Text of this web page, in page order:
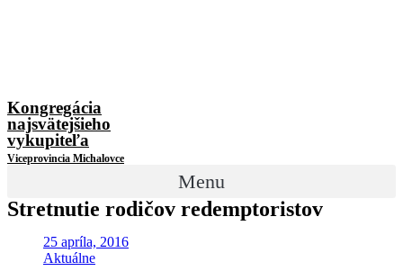
Kongregácia
najsvätejšieho
vykupiteľa
Viceprovincia Michalovce
Menu
Stretnutie rodičov redemptoristov
25 apríla, 2016
Aktuálne